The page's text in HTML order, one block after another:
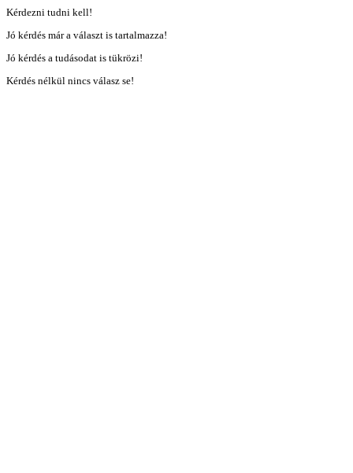
Kérdezni tudni kell!
Jó kérdés már a választ is tartalmazza!
Jó kérdés a tudásodat is tükrözi!
Kérdés nélkül nincs válasz se!